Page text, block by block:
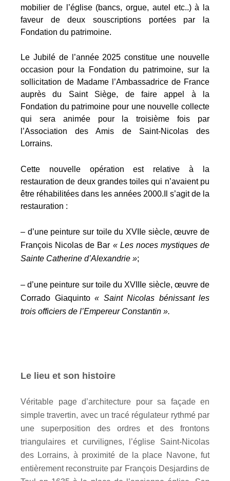
mobilier de l’église (bancs, orgue, autel etc..) à la
faveur de deux souscriptions portées par la
Fondation du patrimoine.
Le Jubilé de l’année 2025 constitue une nouvelle
occasion pour la Fondation du patrimoine, sur la
sollicitation de Madame l’Ambassadrice de France
auprès du Saint Siège, de faire appel à la
Fondation du patrimoine pour une nouvelle collecte
qui sera animée pour la troisième fois par
l’Association des Amis de Saint-Nicolas des
Lorrains.
Cette nouvelle opération est relative à la
restauration de deux grandes toiles qui n’avaient pu
être réhabilitées dans les années 2000.Il s’agit de la
restauration :
– d’une peinture sur toile du XVIIe siècle, œuvre de
François Nicolas de Bar « Les noces mystiques de
Sainte Catherine d’Alexandrie »;
– d’une peinture sur toile du XVIIIe siècle, œuvre de
Corrado Giaquinto « Saint Nicolas bénissant les
trois officiers de l’Empereur Constantin ».
Le lieu et son histoire
Véritable page d’architecture pour sa façade en
simple travertin, avec un tracé régulateur rythmé par
une superposition des ordres et des frontons
triangulaires et curvilignes, l’église Saint-Nicolas
des Lorrains, à proximité de la place Navone, fut
entièrement reconstruite par François Desjardins de